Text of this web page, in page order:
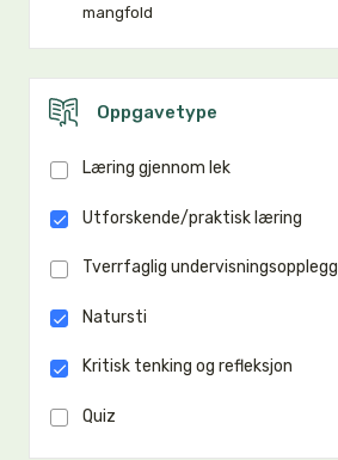
mangfold
Oppgavetype
Læring gjennom lek
Utforskende/praktisk læring
Tverrfaglig undervisningsopplegg
Natursti
Kritisk tenking og refleksjon
Quiz